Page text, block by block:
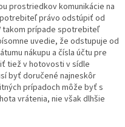
prostriedkov komunikácie na
právo odstúpiť od
takom prípade spotrebiteľ
uvedie, že odstupuje od
nákupu a čísla účtu pre
tiež v hotovosti v sídle
byť doručené najneskôr
prípadoch môže byť s
vrátenia, nie však dlhšie